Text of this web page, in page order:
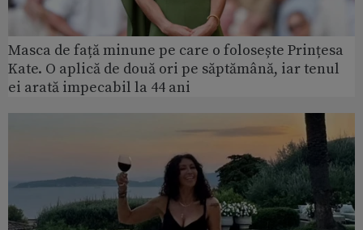
Masca de față minune pe care o folosește Prințesa
Kate. O aplică de două ori pe săptămână, iar tenul
ei arată impecabil la 44 ani